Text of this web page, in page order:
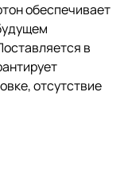
обеспечивает
в
отсутствие